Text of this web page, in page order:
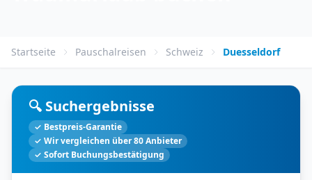
Startseite Pauschalreisen Schweiz Duesseldorf
🔍 Suchergebnisse
✓ Bestpreis-Garantie
✓ Wir vergleichen über 80 Anbieter
✓ Sofort Buchungsbestätigung